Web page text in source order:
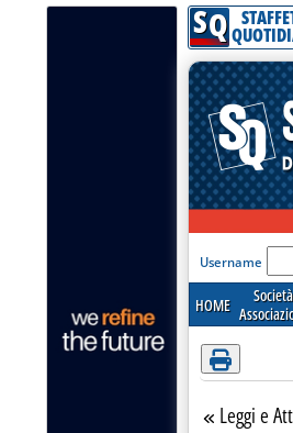
Attenzione! Esegui l'accesso per
SQ
Username
HOME
Società
Torna alla
Leggi e